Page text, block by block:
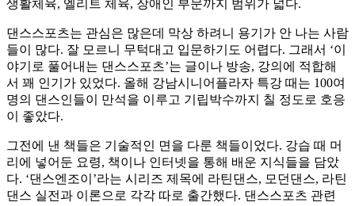
생활체육, 엘리트 체육, 장애인 부문까지 범위가 넓다.
댄스스포츠는 관심은 많은데 막상 하려니 용기가 안 나는 사람
들이 많다. 잘 모르니 무턱대고 입문하기도 어렵다. 그래서 ‘이
야기로 풀어내는 댄스스포츠’는 글이나 방송, 강의에 적합해
서 꽤 인기가 있었다. 올해 강남시니어플라자 특강 때는 100여
명의 댄스인들이 만석을 이루고 기립박수까지 칠 정도로 호응
이 좋았다.
그전에 낸 책들은 기술적인 면을 다룬 책들이었다. 강습 때 머
리에 넣어둔 요령, 책이나 인터넷을 통해 배운 지식들을 담았
다. ‘댄스엔조이’라는 시리즈 제목에 라틴댄스, 모던댄스, 라틴
댄스 실전과 이론으로 각각 따로 출간했다. 댄스스포츠 관련